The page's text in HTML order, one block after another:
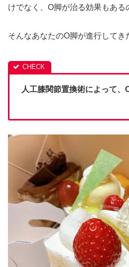
けでなく、O脚が治る効果もある
そんなあなたのO脚が進行してき
人工膝関節置換術によって、